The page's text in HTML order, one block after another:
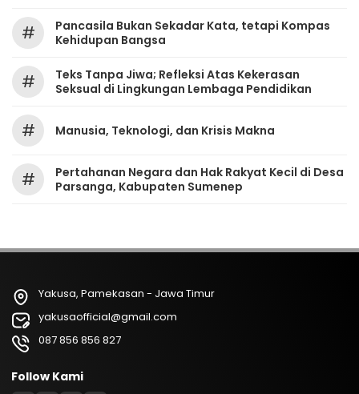
#
Pancasila Bukan Sekadar Kata, tetapi Kompas
Kehidupan Bangsa
#
Teks Tanpa Jiwa; Refleksi Atas Kekerasan
Seksual di Lingkungan Lembaga Pendidikan
# Manusia, Teknologi, dan Krisis Makna
#
Pertahanan Negara dan Hak Rakyat Kecil di Desa
Parsanga, Kabupaten Sumenep
Yakusa, Pamekasan - Jawa Timur
yakusaofficial@gmail.com
087 856 856 827
Follow Kami